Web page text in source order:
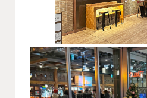
ご挨拶
企業理念
会社概要
沿革